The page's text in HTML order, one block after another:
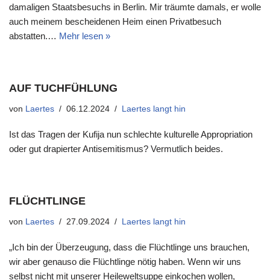
damaligen Staatsbesuchs in Berlin. Mir träumte damals, er wolle
auch meinem bescheidenen Heim einen Privatbesuch
abstatten.… Mehr lesen »
AUF TUCHFÜHLUNG
von Laertes 06.12.2024 Laertes langt hin
Ist das Tragen der Kufija nun schlechte kulturelle Appropriation
oder gut drapierter Antisemitismus? Vermutlich beides.
FLÜCHTLINGE
von Laertes 27.09.2024 Laertes langt hin
„Ich bin der Überzeugung, dass die Flüchtlinge uns brauchen,
wir aber genauso die Flüchtlinge nötig haben. Wenn wir uns
selbst nicht mit unserer Heileweltsuppe einkochen wollen,